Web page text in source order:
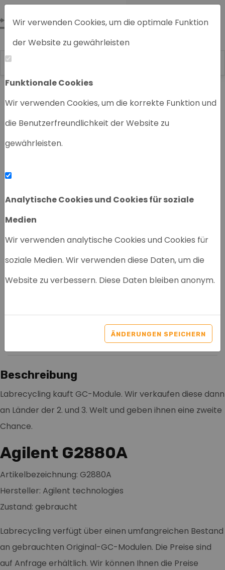
Wir verwenden Cookies, um die optimale Funktion
der Website zu gewährleisten
Funktionale Cookies
Wir verwenden Cookies, um die korrekte Funktion und
die Benutzerfreundlichkeit der Website zu
gewährleisten.
Analytische Cookies und Cookies für soziale
Medien
Wir verwenden analytische Cookies und Cookies für
soziale Medien. Wir verwenden diese Daten, um die
Website zu verbessern. Diese Daten bleiben anonym.
ÄNDERUNGEN SPEICHERN
Home Chromatographiegeräte
AGILENT AUTOSAMPLER
6850 G2880A
Benutzerfreundlich
Beschreibung
Labrecycling kauft GC-Module. Wir verkaufen diese dann
an Länder der 2. und 3. Welt und geben ihnen eine zweite
Chance.
Agilent G2880A
Artikelbezeichnung: G2880A
Hersteller: Agilent technologies
Zustand: gebraucht
Labrecycling verfügt über einen umfangreichen Bestand
an gebrauchten Original-GC-Modulen. Die Preise sind
auf Anfrage erhältlich. Wir können Ihnen die Preise